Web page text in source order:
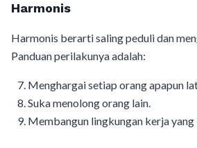
Harmonis
Harmonis berarti saling peduli dan
Panduan perilakunya adalah:
Menghargai setiap orang apapun
Suka menolong orang lain.
Membangun lingkungan kerja yang